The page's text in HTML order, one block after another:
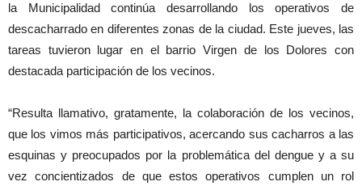
la Municipalidad continúa desarrollando los operativos de
descacharrado en diferentes zonas de la ciudad. Este jueves, las
tareas tuvieron lugar en el barrio Virgen de los Dolores con
destacada participación de los vecinos.
“Resulta llamativo, gratamente, la colaboración de los vecinos,
que los vimos más participativos, acercando sus cacharros a las
esquinas y preocupados por la problemática del dengue y a su
vez concientizados de que estos operativos cumplen un rol